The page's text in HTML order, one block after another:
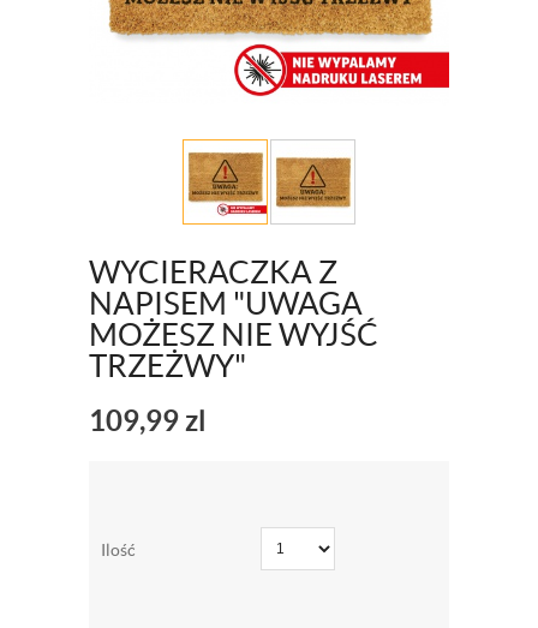
WYCIERACZKA Z
NAPISEM "UWAGA
MOŻESZ NIE WYJŚĆ
TRZEŻWY"
109,99zl
Ilość